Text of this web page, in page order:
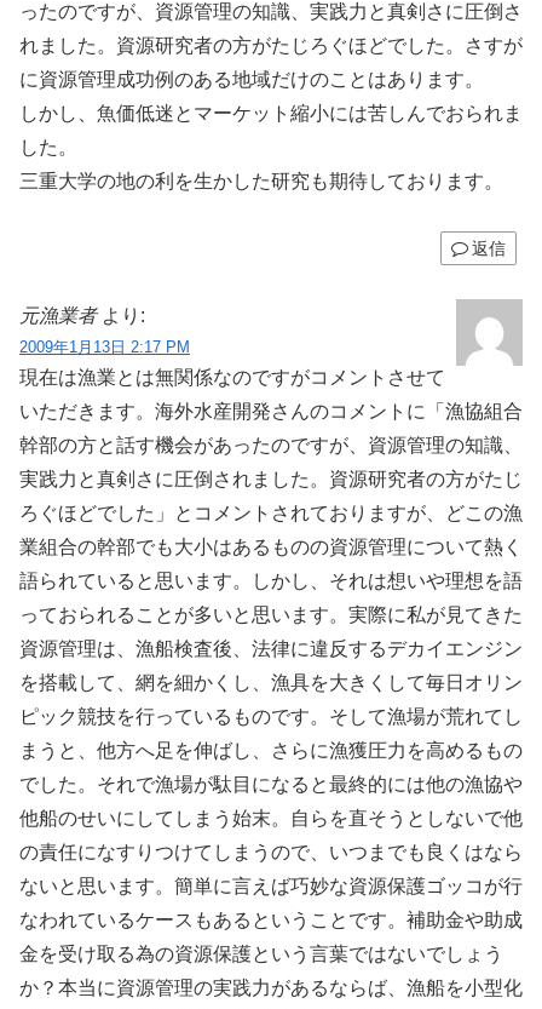
ったのですが、資源管理の知識、実践力と真剣さに圧倒さ
れました。資源研究者の方がたじろぐほどでした。さすが
に資源管理成功例のある地域だけのことはあります。
しかし、魚価低迷とマーケット縮小には苦しんでおられま
した。
三重大学の地の利を生かした研究も期待しております。
返信
元漁業者 より:
2009年1月13日 2:17 PM
現在は漁業とは無関係なのですがコメントさせて
いただきます。海外水産開発さんのコメントに「漁協組合
幹部の方と話す機会があったのですが、資源管理の知識、
実践力と真剣さに圧倒されました。資源研究者の方がたじ
ろぐほどでした」とコメントされておりますが、どこの漁
業組合の幹部でも大小はあるものの資源管理について熱く
語られていると思います。しかし、それは想いや理想を語
っておられることが多いと思います。実際に私が見てきた
資源管理は、漁船検査後、法律に違反するデカイエンジン
を搭載して、網を細かくし、漁具を大きくして毎日オリン
ピック競技を行っているものです。そして漁場が荒れてし
まうと、他方へ足を伸ばし、さらに漁獲圧力を高めるもの
でした。それで漁場が駄目になると最終的には他の漁協や
他船のせいにしてしまう始末。自らを直そうとしないで他
の責任になすりつけてしまうので、いつまでも良くはなら
ないと思います。簡単に言えば巧妙な資源保護ゴッコが行
なわれているケースもあるということです。補助金や助成
金を受け取る為の資源保護という言葉ではないでしょう
か？本当に資源管理の実践力があるならば、漁船を小型化